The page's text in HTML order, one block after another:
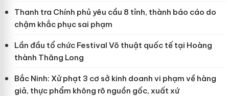
Thanh tra Chính phủ yêu cầu 8 tỉnh, thành báo cáo do
chậm khắc phục sai phạm
Lần đầu tổ chức Festival Võ thuật quốc tế tại Hoàng
thành Thăng Long
Bắc Ninh: Xử phạt 3 cơ sở kinh doanh vi phạm về hàng
giả, thực phẩm không rõ nguồn gốc, xuất xứ